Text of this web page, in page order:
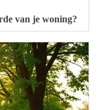
van je woning?